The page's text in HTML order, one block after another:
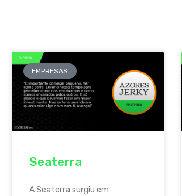
EMPRESAS
Seaterra
A Seaterra surgiu em